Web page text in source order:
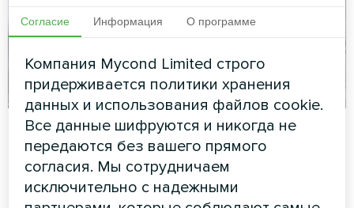
Коммерческий
объект
Модульный тепловой насос
Реабилитационный
медицинский центр
с фанкойлом
Mycond Duct
Согласие Информация О программе
Компания Mycond Limited строго
придерживается политики хранения
данных и использования файлов cookie.
Все данные шифруются и никогда не
передаются без вашего прямого
согласия. Мы сотрудничаем
исключительно с надежными